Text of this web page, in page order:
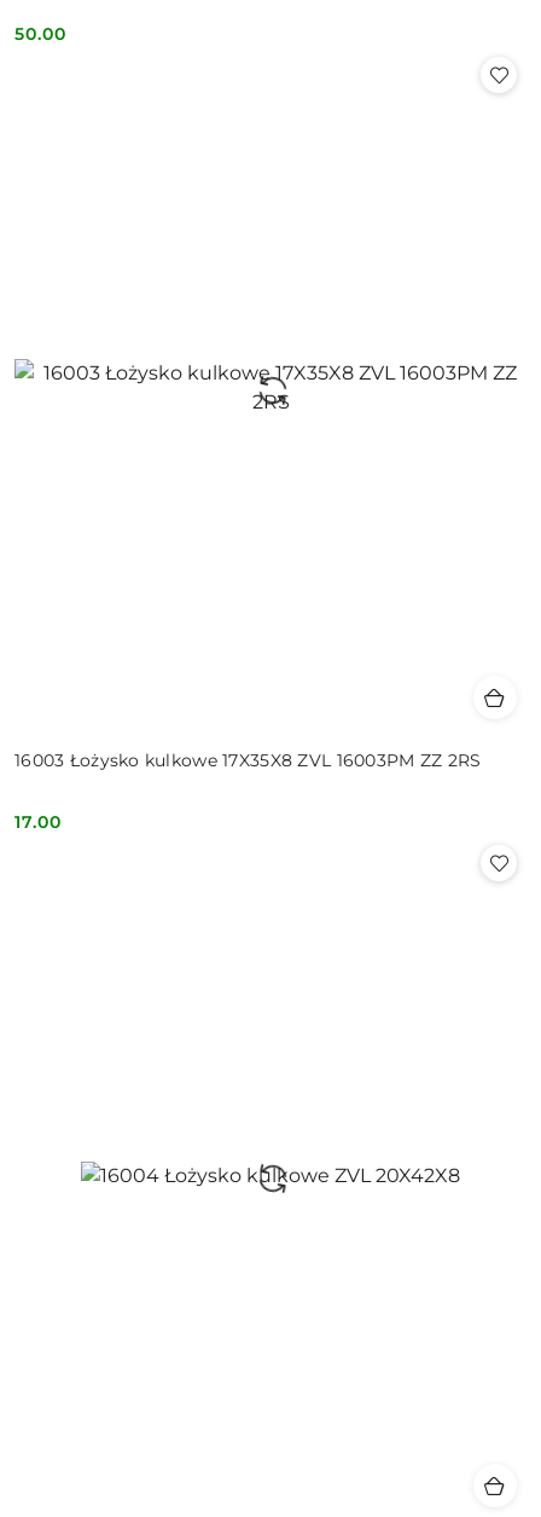
Cena:
50.00
16003 Łożysko kulkowe 17X35X8 ZVL 16003PM ZZ 2RS
Cena:
17.00